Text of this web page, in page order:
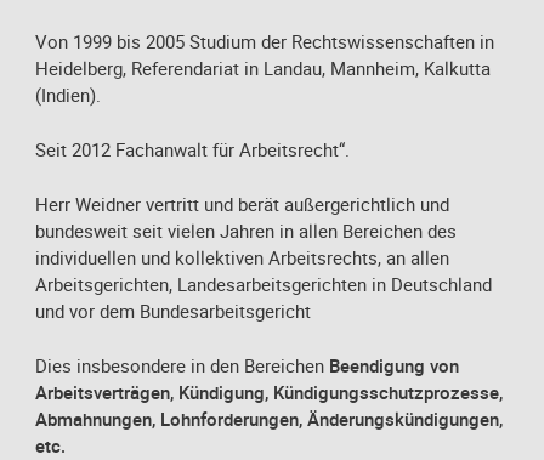
Von 1999 bis 2005 Studium der Rechtswissenschaften in
Heidelberg, Referendariat in Landau, Mannheim, Kalkutta
(Indien).
Seit 2012 Fachanwalt für Arbeitsrecht“.
Herr Weidner vertritt und berät außergerichtlich und
bundesweit seit vielen Jahren in allen Bereichen des
individuellen und kollektiven Arbeitsrechts, an allen
Arbeitsgerichten, Landesarbeitsgerichten in Deutschland
und vor dem Bundesarbeitsgericht
Dies insbesondere in den Bereichen Beendigung von
Arbeitsverträgen, Kündigung, Kündigungsschutzprozesse,
Abmahnungen, Lohnforderungen, Änderungskündigungen,
etc.